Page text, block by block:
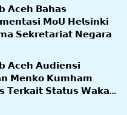
𝗔𝗰𝗲𝗵 𝗕𝗮𝗵𝗮𝘀
𝗠𝗼𝗨 𝗛𝗲𝗹𝘀𝗶𝗻𝗸𝗶
𝗦𝗲𝗸𝗿𝗲𝘁𝗮𝗿𝗶𝗮𝘁 𝗡𝗲𝗴𝗮𝗿𝗮
𝗔𝗰𝗲𝗵 𝗔𝘂𝗱𝗶𝗲𝗻𝘀𝗶
𝗠𝗲𝗻𝗸𝗼 𝗞𝘂𝗺𝗵𝗮𝗺
𝗧𝗲𝗿𝗸𝗮𝗶𝘁 𝗦𝘁𝗮𝘁𝘂𝘀 𝗪𝗮𝗸𝗮𝗳